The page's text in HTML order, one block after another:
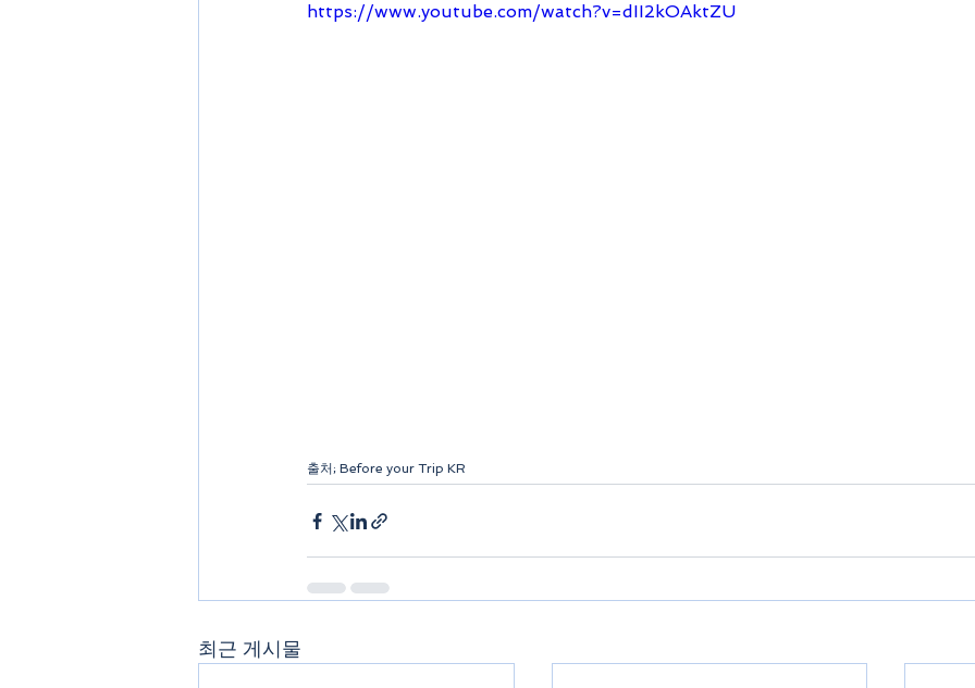
https://www.youtube.com/watch?v=dII2kOAktZU
출처; Before your Trip KR
최근 게시물